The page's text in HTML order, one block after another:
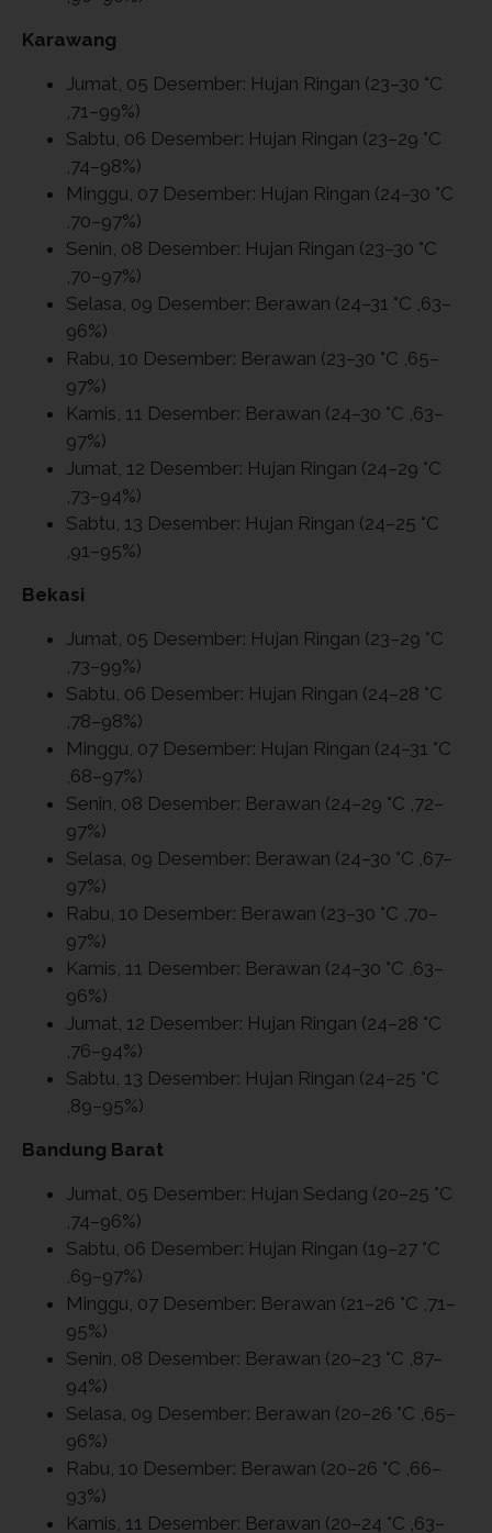
Karawang
Jumat, 05 Desember: Hujan Ringan (23–30 °C
,71–99%)
Sabtu, 06 Desember: Hujan Ringan (23–29 °C
,74–98%)
Minggu, 07 Desember: Hujan Ringan (24–30 °C
,70–97%)
Senin, 08 Desember: Hujan Ringan (23–30 °C
,70–97%)
Selasa, 09 Desember: Berawan (24–31 °C ,63–
96%)
Rabu, 10 Desember: Berawan (23–30 °C ,65–
97%)
Kamis, 11 Desember: Berawan (24–30 °C ,63–
97%)
Jumat, 12 Desember: Hujan Ringan (24–29 °C
,73–94%)
Sabtu, 13 Desember: Hujan Ringan (24–25 °C
,91–95%)
Bekasi
Jumat, 05 Desember: Hujan Ringan (23–29 °C
,73–99%)
Sabtu, 06 Desember: Hujan Ringan (24–28 °C
,78–98%)
Minggu, 07 Desember: Hujan Ringan (24–31 °C
,68–97%)
Senin, 08 Desember: Berawan (24–29 °C ,72–
97%)
Selasa, 09 Desember: Berawan (24–30 °C ,67–
97%)
Rabu, 10 Desember: Berawan (23–30 °C ,70–
97%)
Kamis, 11 Desember: Berawan (24–30 °C ,63–
96%)
Jumat, 12 Desember: Hujan Ringan (24–28 °C
,76–94%)
Sabtu, 13 Desember: Hujan Ringan (24–25 °C
,89–95%)
Bandung Barat
Jumat, 05 Desember: Hujan Sedang (20–25 °C
,74–96%)
Sabtu, 06 Desember: Hujan Ringan (19–27 °C
,69–97%)
Minggu, 07 Desember: Berawan (21–26 °C ,71–
95%)
Senin, 08 Desember: Berawan (20–23 °C ,87–
94%)
Selasa, 09 Desember: Berawan (20–26 °C ,65–
96%)
Rabu, 10 Desember: Berawan (20–26 °C ,66–
93%)
Kamis, 11 Desember: Berawan (20–24 °C ,63–